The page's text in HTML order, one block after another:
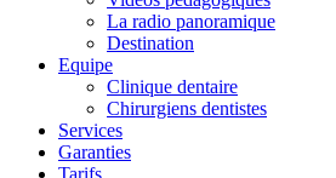
La radio panoramique
Destination
Equipe
Clinique dentaire
Chirurgiens dentistes
Services
Garanties
Tarifs